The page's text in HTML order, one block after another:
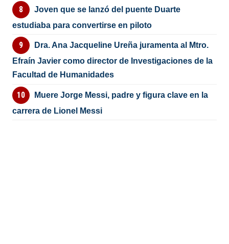
Joven que se lanzó del puente Duarte
estudiaba para convertirse en piloto
Dra. Ana Jacqueline Ureña juramenta al Mtro.
Efraín Javier como director de Investigaciones de la
Facultad de Humanidades
Muere Jorge Messi, padre y figura clave en la
carrera de Lionel Messi